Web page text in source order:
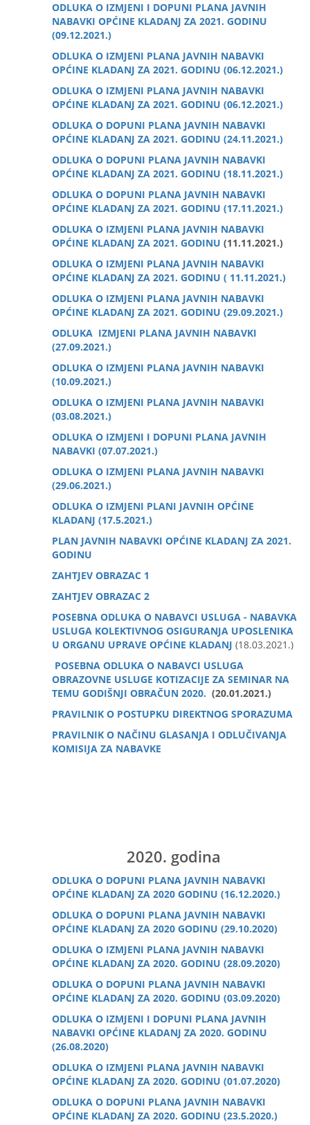
ODLUKA O IZMJENI I DOPUNI PLANA JAVNIH
NABAVKI OPĆINE KLADANJ ZA 2021. GODINU
(09.12.2021.)
ODLUKA O IZMJENI PLANA JAVNIH NABAVKI
OPĆINE KLADANJ ZA 2021. GODINU (06.12.2021.)
ODLUKA O IZMJENI PLANA JAVNIH NABAVKI
OPĆINE KLADANJ ZA 2021. GODINU (06.12.2021.)
ODLUKA O DOPUNI PLANA JAVNIH NABAVKI
OPĆINE KLADANJ ZA 2021. GODINU (24.11.2021.)
ODLUKA O DOPUNI PLANA JAVNIH NABAVKI
OPĆINE KLADANJ ZA 2021. GODINU (18.11.2021.)
ODLUKA O DOPUNI PLANA JAVNIH NABAVKI
OPĆINE KLADANJ ZA 2021. GODINU (17.11.2021.)
ODLUKA O IZMJENI PLANA JAVNIH NABAVKI
OPĆINE KLADANJ ZA 2021. GODINU (11.11.2021.)
ODLUKA O IZMJENI PLANA JAVNIH NABAVKI
OPĆINE KLADANJ ZA 2021. GODINU ( 11.11.2021.)
ODLUKA O IZMJENI PLANA JAVNIH NABAVKI
OPĆINE KLADANJ ZA 2021. GODINU (29.09.2021.)
ODLUKA IZMJENI PLANA JAVNIH NABAVKI
(27.09.2021.)
ODLUKA O IZMJENI PLANA JAVNIH NABAVKI
(10.09.2021.)
ODLUKA O IZMJENI PLANA JAVNIH NABAVKI
(03.08.2021.)
ODLUKA O IZMJENI I DOPUNI PLANA JAVNIH
NABAVKI (07.07.2021.)
ODLUKA O IZMJENI PLANA JAVNIH NABAVKI
(29.06.2021.)
ODLUKA O IZMJENI PLANI JAVNIH OPĆINE
KLADANJ (17.5.2021.)
PLAN JAVNIH NABAVKI OPĆINE KLADANJ ZA 2021.
GODINU
ZAHTJEV OBRAZAC 1
ZAHTJEV OBRAZAC 2
POSEBNA ODLUKA O NABAVCI USLUGA - NABAVKA
USLUGA KOLEKTIVNOG OSIGURANJA UPOSLENIKA
U ORGANU UPRAVE OPĆINE KLADANJ (18.03.2021.)
POSEBNA ODLUKA O NABAVCI USLUGA
OBRAZOVNE USLUGE KOTIZACIJE ZA SEMINAR NA
TEMU GODIŠNJI OBRAČUN 2020. (20.01.2021.)
PRAVILNIK O POSTUPKU DIREKTNOG SPORAZUMA
PRAVILNIK O NAČINU GLASANJA I ODLUČIVANJA
KOMISIJA ZA NABAVKE
2020. godina
ODLUKA O DOPUNI PLANA JAVNIH NABAVKI
OPĆINE KLADANJ ZA 2020 GODINU (16.12.2020.)
ODLUKA O DOPUNI PLANA JAVNIH NABAVKI
OPĆINE KLADANJ ZA 2020 GODINU (29.10.2020)
ODLUKA O IZMJENI PLANA JAVNIH NABAVKI
OPĆINE KLADANJ ZA 2020. GODINU (28.09.2020)
ODLUKA O DOPUNI PLANA JAVNIH NABAVKI
OPĆINE KLADANJ ZA 2020. GODINU (03.09.2020)
ODLUKA O IZMJENI I DOPUNI PLANA JAVNIH
NABAVKI OPĆINE KLADANJ ZA 2020. GODINU
(26.08.2020)
ODLUKA O IZMJENI PLANA JAVNIH NABAVKI
OPĆINE KLADANJ ZA 2020. GODINU (01.07.2020)
ODLUKA O DOPUNI PLANA JAVNIH NABAVKI
OPĆINE KLADANJ ZA 2020. GODINU (23.5.2020.)